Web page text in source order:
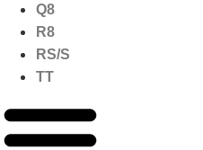
Q8
R8
RS/S
TT